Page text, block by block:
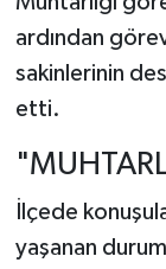
ardından
sakinlerinin
etti.
İlçede
yaşanan